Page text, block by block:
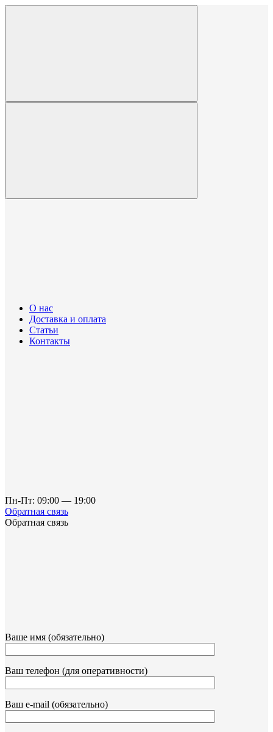
О нас
Доставка и оплата
Статьи
Контакты
Пн-Пт: 09:00 — 19:00
Обратная связь
Обратная связь
Ваше имя (обязательно)
Ваш телефон (для оперативности)
Ваш e-mail (обязательно)